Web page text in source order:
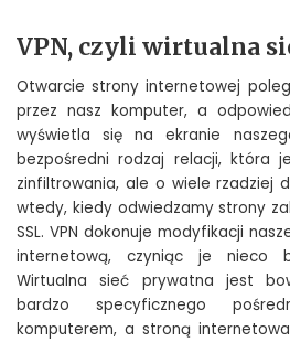
VPN, czyli wirtualna
Otwarcie strony internetowej
przez nasz komputer, a
wyświetla się na ekranie
bezpośredni rodzaj relacji, która
zinfiltrowania, ale o wiele rzadziej
wtedy, kiedy odwiedzamy strony
SSL. VPN dokonuje modyfikacji
internetową, czyniąc je nieco
Wirtualna sieć prywatna jest
bardzo specyficznego
komputerem, a stroną